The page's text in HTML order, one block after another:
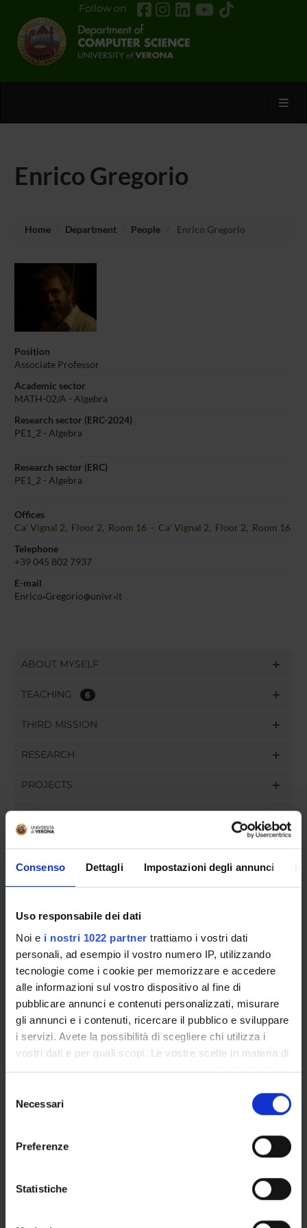
Consenso Dettagli Impostazioni degli annunci
Uso responsabile dei dati
Noi e i nostri 1022 partner trattiamo i vostri dati
personali, ad esempio il vostro numero IP, utilizzando
tecnologie come i cookie per memorizzare e accedere
alle informazioni sul vostro dispositivo al fine di
pubblicare annunci e contenuti personalizzati, misurare
gli annunci e i contenuti, ricercare il pubblico e sviluppare
i servizi. Avete la possibilità di scegliere chi utilizza i
vostri dati e per quali scopi. Le vostre scelte in materia di
privacy sono applicabili solo su questa proprietà digitale
modificare o revocare il proprio consenso in qualsiasi
momento dalla Dichiarazione sui cookie o facendo clic
raccogliere informazioni sulla tua posizione
geografica, con un'approssimazione di qualche
delNecessari
Preferenze
Statistiche
Follow on
Enrico Gregorio
Home Department People Enrico Gregorio
Position
Associate Professor
Academic sector
MATH-02/A - Algebra
Research sector (ERC-2024)
PE1_2 - Algebra
Research sector (ERC)
PE1_2 - Algebra
Offices
Ca' Vignal 2, Floor 2, Room 16 - Ca' Vignal 2, Floor 2, Room 16
Telephone
+39 045 802 7937
E-mail
Enrico Gregorio univr it
ABOUT MYSELF
TEACHING 6
THIRD MISSION
RESEARCH
PROJECTS
PUBLICATIONS
ORGANIZATION
GOVERNANCE
COMMITTEES
DEPARTMENT ADMINISTRATION OFFICES
STUDENT ADMINISTRATION OFFICES
DEPARTMENT FACILITIES
LIBRARIES
SPIN OFF AND COMPANIES